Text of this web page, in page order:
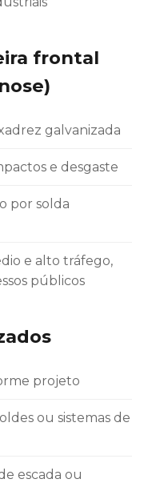
frontal
galvanizada
e desgaste
por solda
e alto tráfego,
públicos
projeto
ou sistemas de
escada ou